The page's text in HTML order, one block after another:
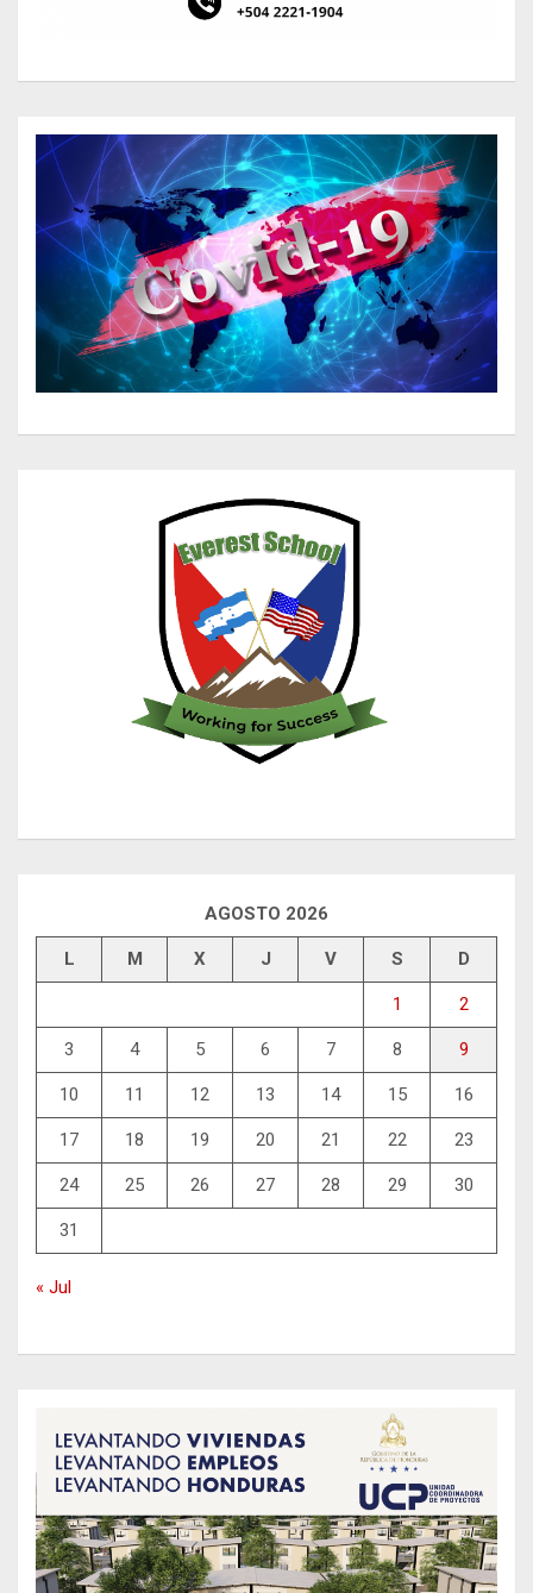
AGOSTO 2026
L M X J V S D
1 2
3 4 5 6 7 8 9
10 11 12 13 14 15 16
17 18 19 20 21 22 23
24 25 26 27 28 29 30
31
« Jul